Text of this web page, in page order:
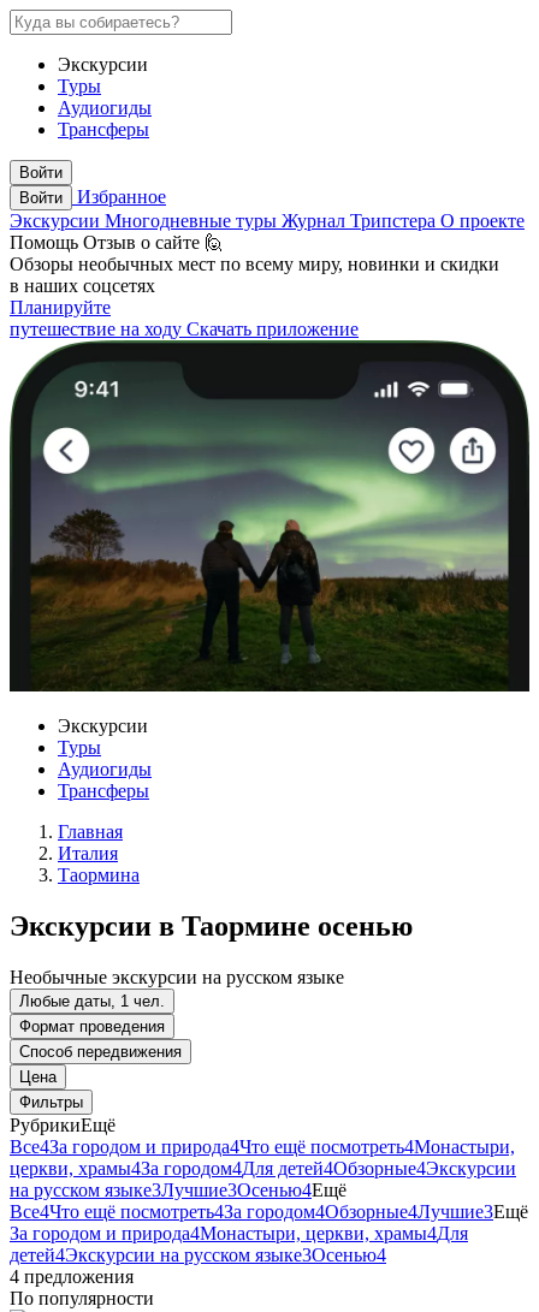
Экскурсии
Туры
Аудиогиды
Трансферы
Войти
Войти
Избранное
Экскурсии Многодневные туры Журнал Трипстера О проекте
Помощь Отзыв о сайте 🙋
Обзоры необычных мест по всему миру, новинки и скидки
в наших соцсетях
Планируйте
путешествие на ходу Скачать приложение
Экскурсии
Туры
Аудиогиды
Трансферы
Главная
Италия
Таормина
Экскурсии в Таормине осенью
Необычные экскурсии на русском языке
Любые даты, 1 чел.
Формат проведения
Способ передвижения
Цена
Фильтры
РубрикиЕщё
Все4За городом и природа4Что ещё посмотреть4Монастыри,
церкви, храмы4За городом4Для детей4Обзорные4Экскурсии
на русском языке3Лучшие3Осенью4Ещё
Все4Что ещё посмотреть4За городом4Обзорные4Лучшие3Ещё
За городом и природа4Монастыри, церкви, храмы4Для
детей4Экскурсии на русском языке3Осенью4
4 предложения
По популярности